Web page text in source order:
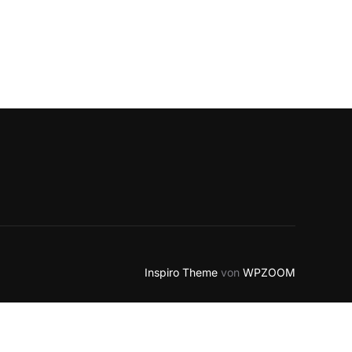
Inspiro Theme von WPZOOM